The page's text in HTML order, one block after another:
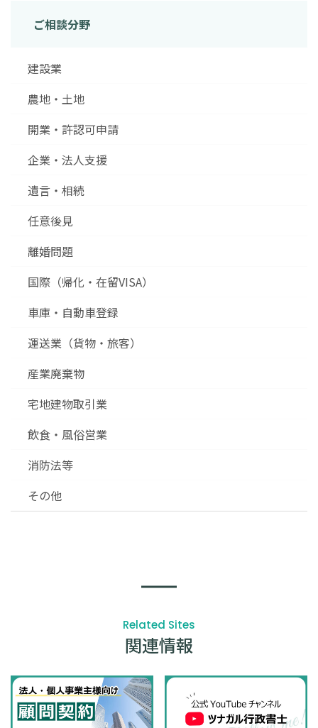
ご相談分野
建設業
農地・土地
開業・許認可申請
企業・法人支援
遺言・相続
任意後見
離婚問題
国際（帰化・在留VISA）
車庫・自動車登録
運送業（貨物・旅客）
産業廃棄物
宅地建物取引業
飲食・風俗営業
消防法等
その他
Related Sites
関連情報